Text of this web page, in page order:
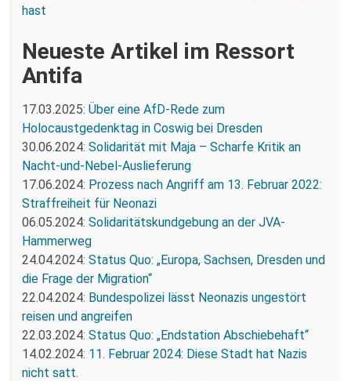
hast
Neueste Artikel im Ressort
Antifa
17.03.2025: Über eine AfD-Rede zum
Holocaustgedenktag in Coswig bei Dresden
30.06.2024: Solidarität mit Maja – Scharfe Kritik an
Nacht-und-Nebel-Auslieferung
17.06.2024: Prozess nach Angriff am 13. Februar 2022:
Straffreiheit für Neonazi
06.05.2024: Solidaritätskundgebung an der JVA-
Hammerweg
24.04.2024: Status Quo: „Europa, Sachsen, Dresden und
die Frage der Migration“
22.04.2024: Bundespolizei lässt Neonazis ungestört
reisen und angreifen
22.03.2024: Status Quo: „Endstation Abschiebehaft“
14.02.2024: 11. Februar 2024: Diese Stadt hat Nazis
nicht satt.